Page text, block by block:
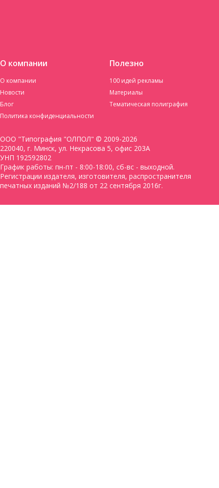
О компании
О компании
Новости
Блог
Политика конфиденциальности
Полезно
100 идей рекламы
Материалы
Тематическая полиграфия
ООО "Типография "ОЛПОЛ" © 2009-2026
220040, г. Минск, ул. Некрасова 5, офис 203А
УНП 192592802
График работы: пн-пт - 8:00-18:00, сб-вс - выходной.
Регистрации издателя, изготовителя, распространителя
печатных изданий №2/188 от 22 сентября 2016г.